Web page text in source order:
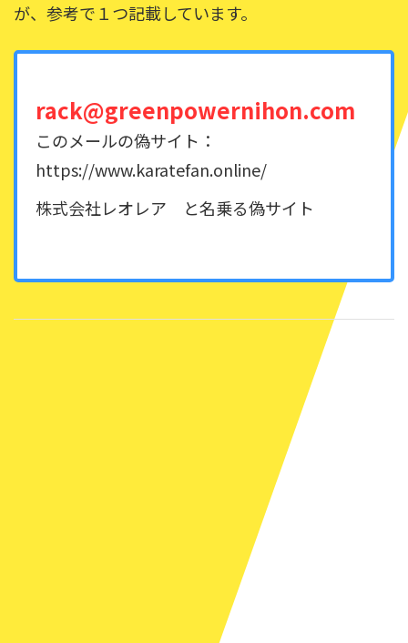
が、参考で１つ記載しています。
rack@greenpowernihon.com
このメールの偽サイト：
https://www.karatefan.online/
株式会社レオレア と名乗る偽サイト